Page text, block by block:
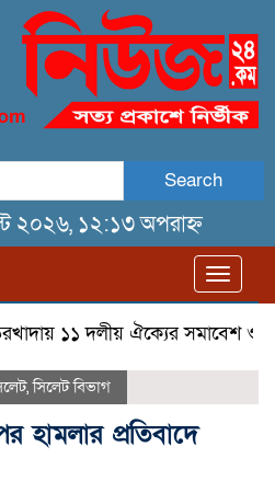
Search
২০২৬, ১২:১৩ অপরাহ্ন
১১ দলীয় ঐক্যের সমাবেশ ও গণ
,সিলেট বিভাগ
হামলার প্রতিবাদে